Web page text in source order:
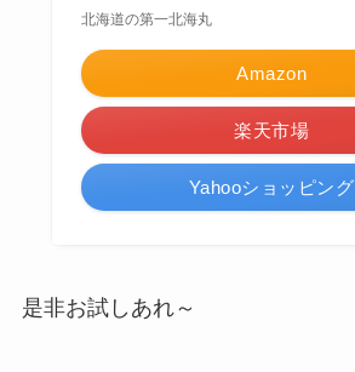
北海道の第一北海丸
Amazon
楽天市場
Yahooショッピング
是非お試しあれ～